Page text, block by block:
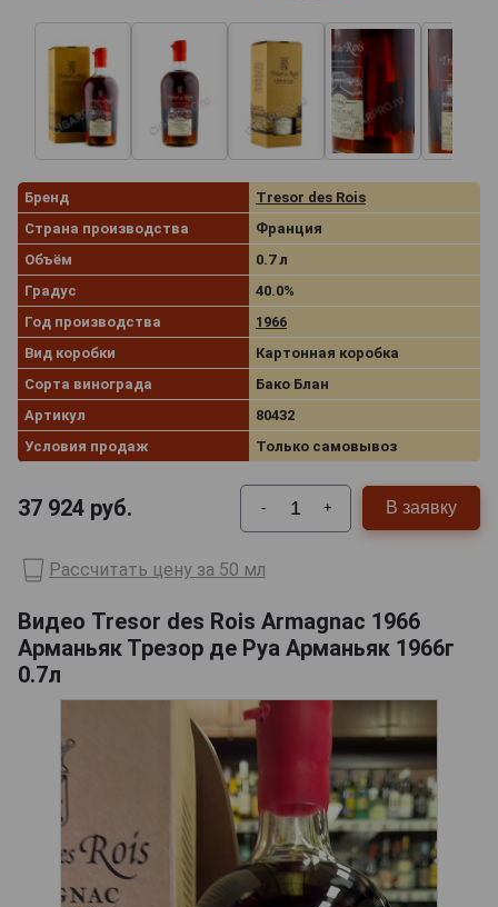
Бренд
Tresor des Rois
Страна производства
Франция
Объём
0.7 л
Градус
40.0%
Год производства
1966
Вид коробки
Картонная коробка
Сорта винограда
Бако Блан
Артикул
80432
Условия продаж
Только самовывоз
37 924 руб. - + В заявку
Рассчитать цену за 50 мл
Видео Tresor des Rois Armagnac 1966
Арманьяк Трезор де Руа Арманьяк 1966г
0.7л